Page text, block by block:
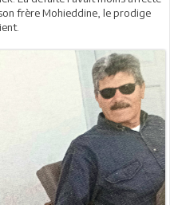
frère Mohieddine, le prodige